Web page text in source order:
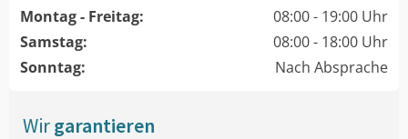
Montag - Freitag:
08:00 - 19:00 Uhr
Samstag:
08:00 - 18:00 Uhr
Sonntag:
Nach Absprache
Wirgarantieren